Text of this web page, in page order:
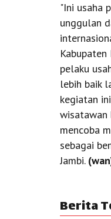
"Ini usaha
unggulan
pelaku
lebih baik
kegiatan
wisatawan
mencoba
sebagai
Jambi.
Berita